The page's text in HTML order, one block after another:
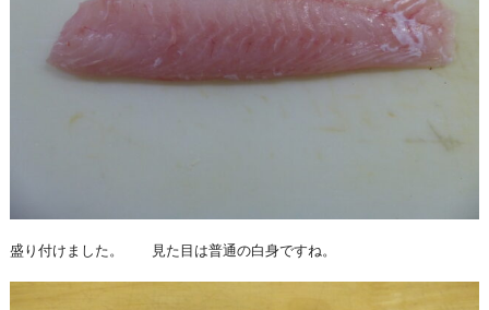
盛り付けました。 見た目は普通の白身ですね。